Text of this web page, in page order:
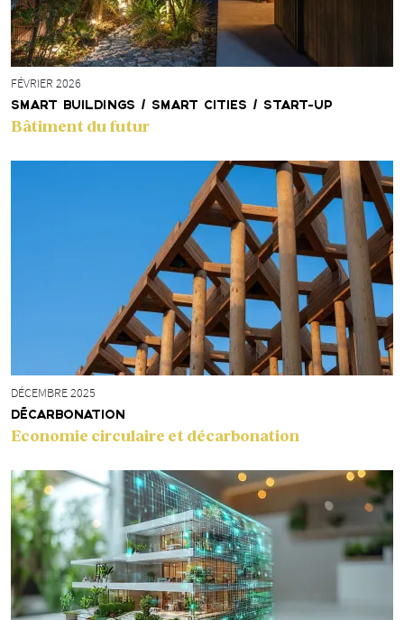
FÉVRIER 2026
SMART BUILDINGS / SMART CITIES / START-UP
Bâtiment du futur
DÉCEMBRE 2025
DÉCARBONATION
Economie circulaire et décarbonation